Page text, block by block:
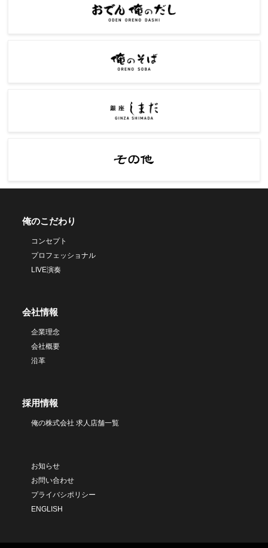
俺のこだわり
コンセプト
プロフェッショナル
LIVE演奏
会社情報
企業理念
会社概要
沿革
採用情報
俺の株式会社 求人店舗一覧
お知らせ
お問い合わせ
プライバシポリシー
ENGLISH